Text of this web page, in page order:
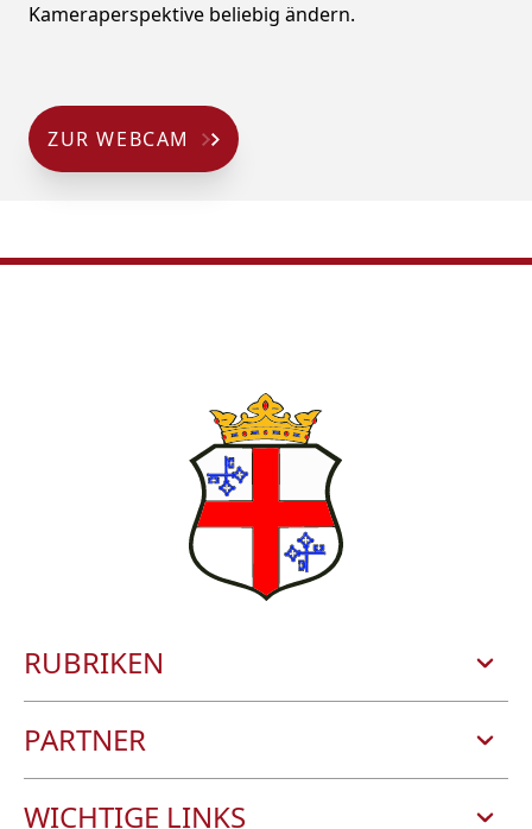
Kameraperspektive beliebig ändern.
ZUR WEBCAM
RUBRIKEN
WEIN
PARTNER
WICHTIGE LINKS